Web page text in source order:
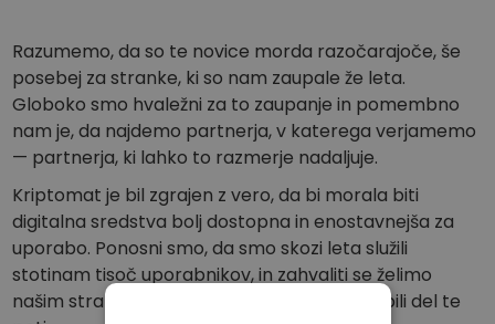
Razumemo, da so te novice morda razočarajoče, še
posebej za stranke, ki so nam zaupale že leta.
Globoko smo hvaležni za to zaupanje in pomembno
nam je, da najdemo partnerja, v katerega verjamemo
— partnerja, ki lahko to razmerje nadaljuje.
Kriptomat je bil zgrajen z vero, da bi morala biti
digitalna sredstva bolj dostopna in enostavnejša za
uporabo. Ponosni smo, da smo skozi leta služili
stotinam tisoč uporabnikov, in zahvaliti se želimo
našim strankam, partnerjem in ekipi, da so bili del te